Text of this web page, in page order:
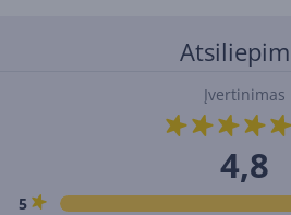
Įvertinimas
4,8
5